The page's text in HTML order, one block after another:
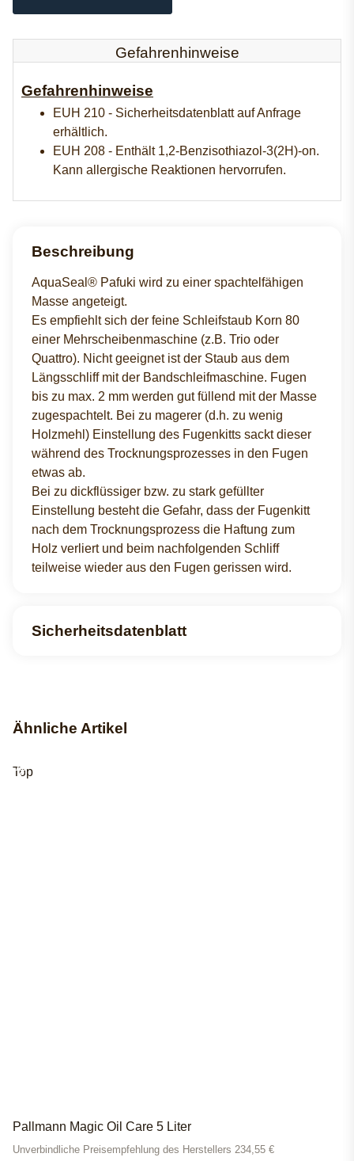
Gefahrenhinweise
Gefahrenhinweise
EUH 210 - Sicherheitsdatenblatt auf Anfrage
erhältlich.
EUH 208 - Enthält 1,2-Benzisothiazol-3(2H)-on.
Kann allergische Reaktionen hervorrufen.
Beschreibung
AquaSeal® Pafuki wird zu einer spachtelfähigen
Masse angeteigt.
Es empfiehlt sich der feine Schleifstaub Korn 80
einer Mehrscheibenmaschine (z.B. Trio oder
Quattro). Nicht geeignet ist der Staub aus dem
Längsschliff mit der Bandschleifmaschine. Fugen
bis zu max. 2 mm werden gut füllend mit der Masse
zugespachtelt. Bei zu magerer (d.h. zu wenig
Holzmehl) Einstellung des Fugenkitts sackt dieser
während des Trocknungsprozesses in den Fugen
etwas ab.
Bei zu dickflüssiger bzw. zu stark gefüllter
Einstellung besteht die Gefahr, dass der Fugenkitt
nach dem Trocknungsprozess die Haftung zum
Holz verliert und beim nachfolgenden Schliff
teilweise wieder aus den Fugen gerissen wird.
Sicherheitsdatenblatt
Ähnliche Artikel
Top
Pallmann Magic Oil Care 5 Liter
Unverbindliche Preisempfehlung des Herstellers 234,55 €